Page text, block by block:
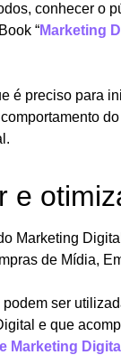
conhecer o
“Marketing
é preciso para
e
Marketing
de Mídia,
ser
e que
Marketing Digital